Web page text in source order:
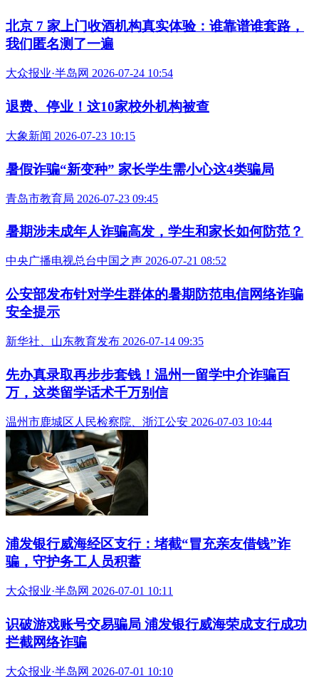
北京 7 家上门收酒机构真实体验：谁靠谱谁套路，
我们匿名测了一遍
大众报业·半岛网 2026-07-24 10:54
退费、停业！这10家校外机构被查
大象新闻 2026-07-23 10:15
暑假诈骗“新变种” 家长学生需小心这4类骗局
青岛市教育局 2026-07-23 09:45
暑期涉未成年人诈骗高发，学生和家长如何防范？
中央广播电视总台中国之声 2026-07-21 08:52
公安部发布针对学生群体的暑期防范电信网络诈骗
安全提示
新华社、山东教育发布 2026-07-14 09:35
先办真录取再步步套钱！温州一留学中介诈骗百
万，这类留学话术千万别信
温州市鹿城区人民检察院、浙江公安 2026-07-03 10:44
浦发银行威海经区支行：堵截“冒充亲友借钱”诈
骗，守护务工人员积蓄
大众报业·半岛网 2026-07-01 10:11
识破游戏账号交易骗局 浦发银行威海荣成支行成功
拦截网络诈骗
大众报业·半岛网 2026-07-01 10:10